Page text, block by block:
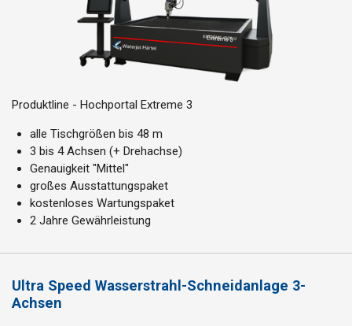
Produktline - Hochportal Extreme 3
alle Tischgrößen bis 48 m
3 bis 4 Achsen (+ Drehachse)
Genauigkeit "Mittel"
großes Ausstattungspaket
kostenloses Wartungspaket
2 Jahre Gewährleistung
Ultra Speed Wasserstrahl-Schneidanlage 3-
Achsen